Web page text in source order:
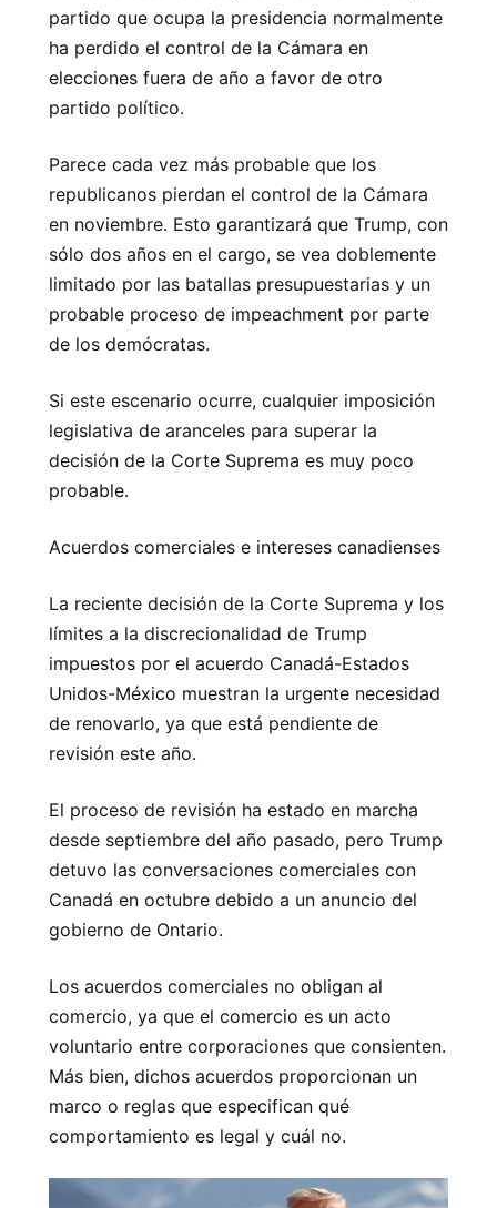
partido que ocupa la presidencia normalmente
ha perdido el control de la Cámara en
elecciones fuera de año a favor de otro
partido político.
Parece cada vez más probable que los
republicanos pierdan el control de la Cámara
en noviembre. Esto garantizará que Trump, con
sólo dos años en el cargo, se vea doblemente
limitado por las batallas presupuestarias y un
probable proceso de impeachment por parte
de los demócratas.
Si este escenario ocurre, cualquier imposición
legislativa de aranceles para superar la
decisión de la Corte Suprema es muy poco
probable.
Acuerdos comerciales e intereses canadienses
La reciente decisión de la Corte Suprema y los
límites a la discrecionalidad de Trump
impuestos por el acuerdo Canadá-Estados
Unidos-México muestran la urgente necesidad
de renovarlo, ya que está pendiente de
revisión este año.
El proceso de revisión ha estado en marcha
desde septiembre del año pasado, pero Trump
detuvo las conversaciones comerciales con
Canadá en octubre debido a un anuncio del
gobierno de Ontario.
Los acuerdos comerciales no obligan al
comercio, ya que el comercio es un acto
voluntario entre corporaciones que consienten.
Más bien, dichos acuerdos proporcionan un
marco o reglas que especifican qué
comportamiento es legal y cuál no.